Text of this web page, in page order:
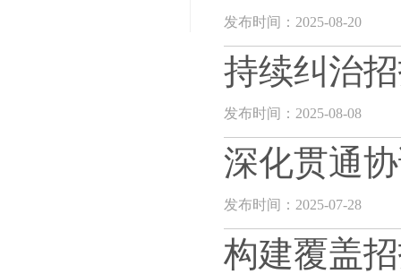
发布时间：2025-08-20
持续纠治
发布时间：2025-08-08
深化贯通
发布时间：2025-07-28
构建覆盖